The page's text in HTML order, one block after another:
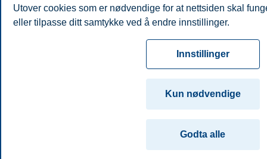
Utover cookies som er nødvendige for at nettsiden skal
eller tilpasse ditt samtykke ved å endre innstillinger.
Les mer om våre informasjonskapsler, hvilke opplysninger
innstillinger for informasjonskapsler. Du kan når som helst
samtykke i innstillingene ved å klikke på «Cookies»
cookie-erklæring
Innstillinger
Kun nødvendige
Godta alle